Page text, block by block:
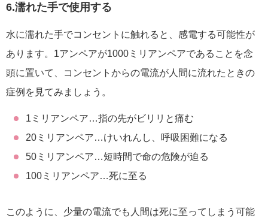
6.濡れた手で使用する
水に濡れた手でコンセントに触れると、感電する可能性が
あります。1アンペアが1000ミリアンペアであることを念
頭に置いて、コンセントからの電流が人間に流れたときの
症例を見てみましょう。
1ミリアンペア…指の先がビリリと痛む
20ミリアンペア…けいれんし、呼吸困難になる
50ミリアンペア…短時間で命の危険が迫る
100ミリアンペア…死に至る
このように、少量の電流でも人間は死に至ってしまう可能